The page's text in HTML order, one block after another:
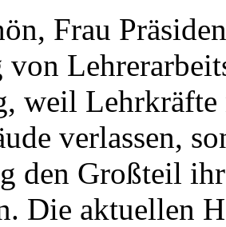
Frau
von
weil
verlassen,
den Großteil
Die aktuellen